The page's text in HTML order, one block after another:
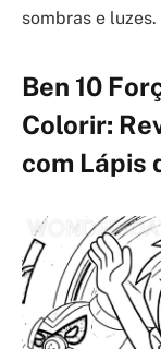
sombras e luzes.
Ben 10
Colorir:
com Lápis